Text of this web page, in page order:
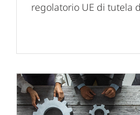
regolatorio UE di tutela
esecutivo (Regolamento
ripartizione delle quote-
introducendo un
più strutturato e